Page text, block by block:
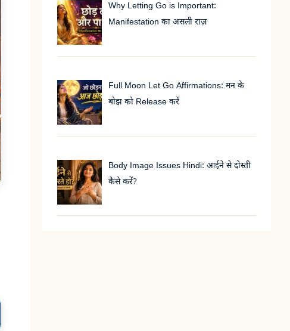
Why Letting Go is Important:
Manifestation का असली राज़
Full Moon Let Go Affirmations: मन के
बोझ को Release करें
Body Image Issues Hindi: आईने से दोस्ती
कैसे करें?